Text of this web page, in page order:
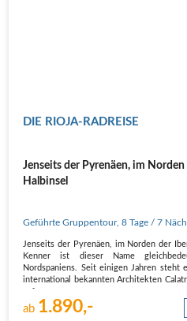
DIE RIOJA-RADREISE
Jenseits der Pyrenäen, im
Halbinsel
Geführte Gruppentour,8 Tage / 7
Jenseits der Pyrenäen, im Norden der
Kenner ist dieser Name
Nordspaniens. Seit einigen Jahren steht
international bekannten Architekten
ab 1.890,-